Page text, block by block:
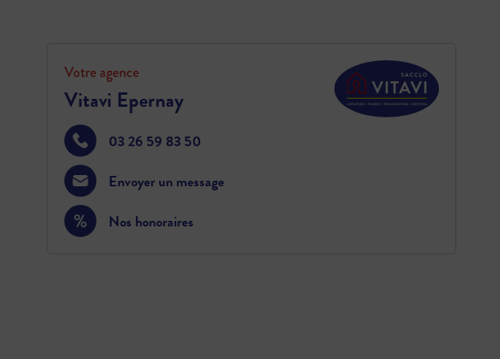
Votre agence
Vitavi Epernay
03 26 59 83 50
Envoyer un message
Nos honoraires